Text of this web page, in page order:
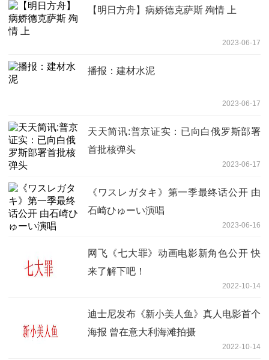
【明日方舟】病娇德克萨斯 殉情 上
2023-06-17
播报：建材水泥
2023-06-17
天天简讯:普京证实：已向白俄罗斯部署
首批核弹头
2023-06-17
《ワスレガタキ》第一季最终话公开 由
石崎ひゅーい演唱
2023-06-16
网飞《七大罪》动画电影新角色公开 快
来了解下吧！
2022-10-14
迪士尼发布《新小美人鱼》真人电影首个
海报 曾在意大利海滩拍摄
2022-10-14